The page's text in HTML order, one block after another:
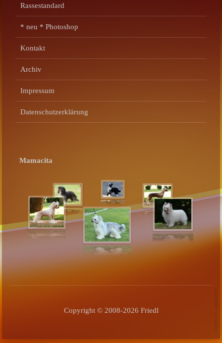
Rassestandard
* neu * Photoshop
Kontakt
Archiv
Impressum
Datenschutzerklärung
Mamacita
Copyright © 2008-2026 Friedl